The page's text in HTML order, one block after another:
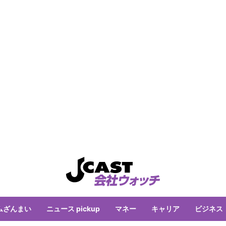
ざんまい ニュース pickup マネー キャリア ビジネス